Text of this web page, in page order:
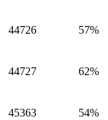
44726 57%
44727 62%
45363 54%